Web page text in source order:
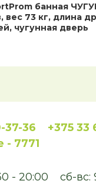
банная
вес 73 кг, длина
чугунная дверь
37-36
+375 33
- 7771
- 20:00
сб-вс: